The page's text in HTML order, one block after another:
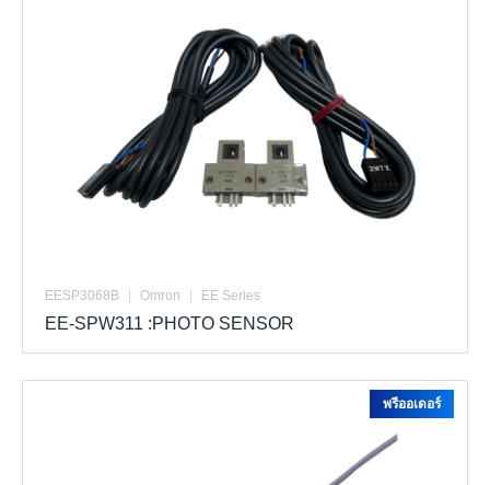
EESP3068B Omron EE Series
EE-SPW311 :PHOTO SENSOR
พรีออเดอร์